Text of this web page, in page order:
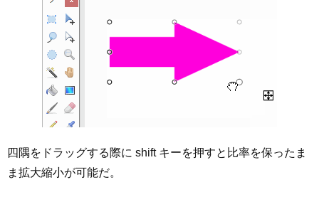
四隅をドラッグする際に shift キーを押すと比率を保ったま
ま拡大縮小が可能だ。